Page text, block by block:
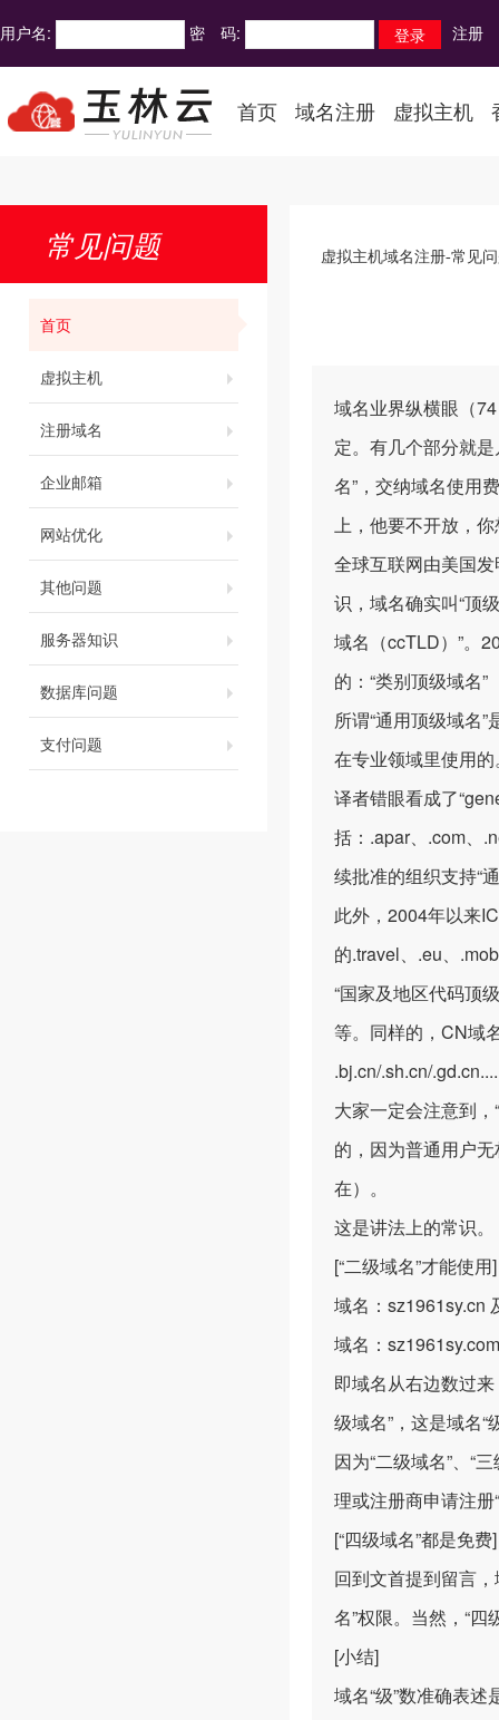
用户名: 密 码: 注册
首页 域名注册 虚拟主机
常见问题
首页
虚拟主机
注册域名
企业邮箱
网站优化
其他问题
服务器知识
数据库问题
支付问题
虚拟主机域名注册-常见
域名业界纵横眼（
定。有几个部分就是
名”，交纳域名使用
上，他要不开放，
全球互联网由美国
识，域名确实叫“顶
域名（ccTLD）”。
的：“类别顶级域名”
所谓“通用顶级域名
在专业领域里使用
译者错眼看成了
括：.apar、.com、
续批准的组织支持“
此外，2004年以来
的.travel、.eu、
“国家及地区代码顶
等。同样的，CN域
.bj.cn/.sh.cn/.gd.cn....
大家一定会注意到
的，因为普通用户
在）。
这是讲法上的常识。
[“二级域名”才能使用]
域名：sz1961sy.cn
域名：
即域名从右边数过来
级域名”，这是域名“
因为“二级域名”、“
理或注册商申请注册
[“四级域名”都是免费]
回到文首提到留言
名”权限。当然，“四
[小结]
域名“级”数准确表